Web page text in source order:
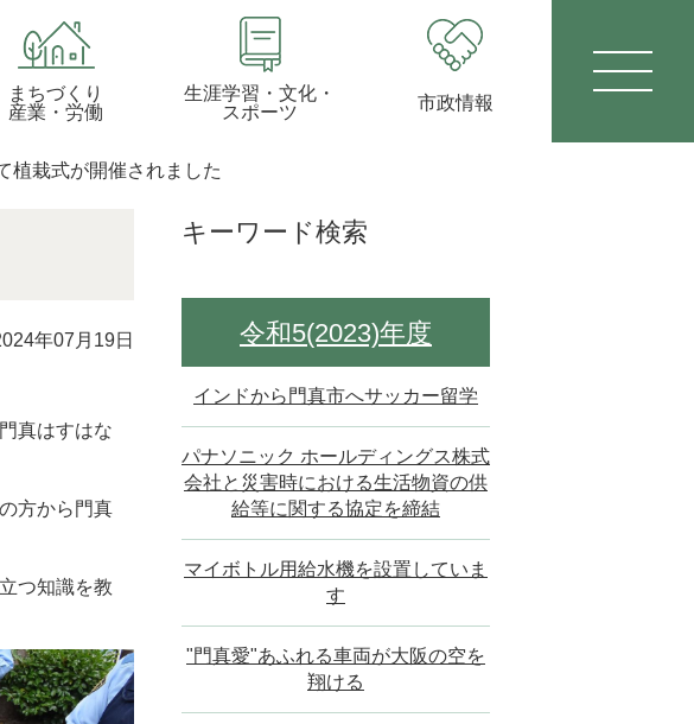
まちづくり
産業・労働
生涯学習・文化・
スポーツ
市政情報
植栽式が開催されました
年07月19日
真はすはな
方から門真
つ知識を教
キーワード検索
令和5(2023)年度
インドから門真市へサッカー留学
パナソニック ホールディングス株式
会社と災害時における生活物資の供
給等に関する協定を締結
マイボトル用給水機を設置していま
す
"門真愛"あふれる車両が大阪の空を
翔ける